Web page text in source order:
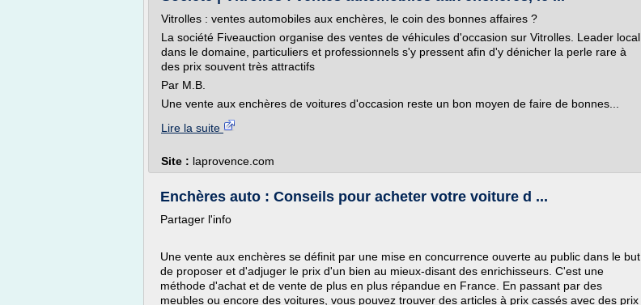
Vitrolles : ventes automobiles aux enchères, le coin des bonnes affaires ?
La société Fiveauction organise des ventes de véhicules d'occasion sur Vitrolles. Leader local
dans le domaine, particuliers et professionnels s'y pressent afin d'y dénicher la perle rare à
des prix souvent très attractifs
Par M.B.
Une vente aux enchères de voitures d'occasion reste un bon moyen de faire de bonnes...
Lire la suite
Site : laprovence.com
Enchères auto : Conseils pour acheter votre voiture d ...
Partager l'info
Une vente aux enchères se définit par une mise en concurrence ouverte au public dans le but
de proposer et d'adjuger le prix d'un bien au mieux-disant des enrichisseurs. C'est une
méthode d'achat et de vente de plus en plus répandue en France. En passant par des
meubles ou encore des voitures, vous pouvez trouver des articles à prix cassés avec des prix